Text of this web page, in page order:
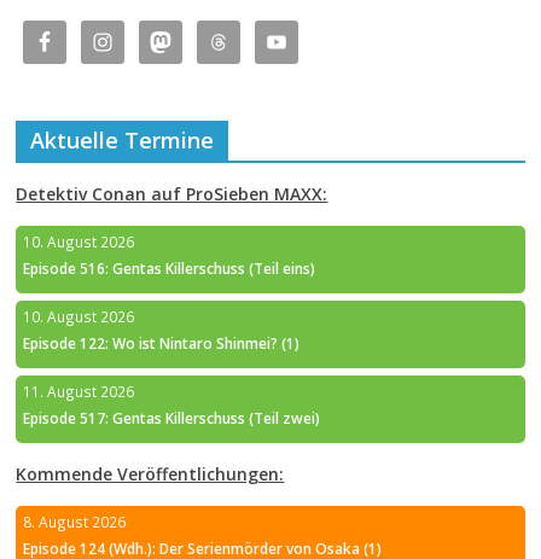
Aktuelle Termine
Detektiv Conan auf ProSieben MAXX:
10. August 2026
Episode 516: Gentas Killerschuss (Teil eins)
10. August 2026
Episode 122: Wo ist Nintaro Shinmei? (1)
11. August 2026
Episode 517: Gentas Killerschuss (Teil zwei)
Kommende Veröffentlichungen:
8. August 2026
Episode 124 (Wdh.): Der Serienmörder von Osaka (1)